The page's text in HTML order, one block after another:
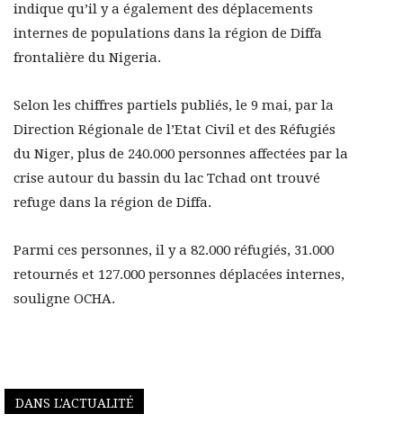
indique qu’il y a également des déplacements
internes de populations dans la région de Diffa
frontalière du Nigeria.
Selon les chiffres partiels publiés, le 9 mai, par la
Direction Régionale de l’Etat Civil et des Réfugiés
du Niger, plus de 240.000 personnes affectées par la
crise autour du bassin du lac Tchad ont trouvé
refuge dans la région de Diffa.
Parmi ces personnes, il y a 82.000 réfugiés, 31.000
retournés et 127.000 personnes déplacées internes,
souligne OCHA.
DANS L'ACTUALITÉ